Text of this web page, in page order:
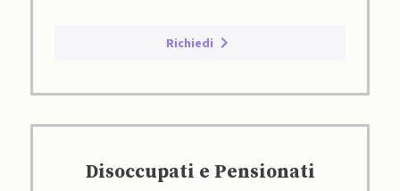
Richiedi
Disoccupati e Pensionati